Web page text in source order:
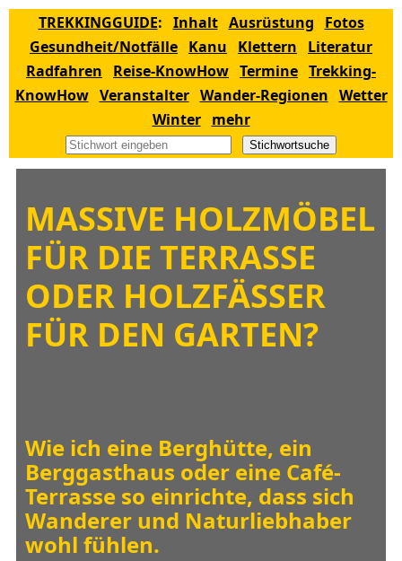
TREKKINGGUIDE: Inhalt Ausrüstung
Fotos
Gesundheit/Notfälle Kanu Klettern
Literatur
Radfahren
Reise-KnowHow Termine Trekking-
KnowHow Veranstalter Wander-Regionen Wetter
Winter
mehr
Stichwortsuche
MASSIVE HOLZMÖBEL
FÜR DIE TERRASSE
ODER HOLZFÄSSER
FÜR DEN GARTEN?
Wie ich eine Berghütte, ein
Berggasthaus oder eine Café-
Terrasse so einrichte, dass sich
Wanderer und Naturliebhaber
wohl fühlen.